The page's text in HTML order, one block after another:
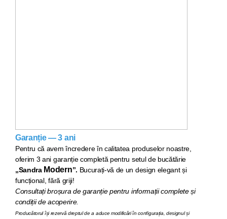
Garanție — 3 ani
Pentru că avem încredere în calitatea produselor noastre,
oferim 3 ani garanție completă pentru setul de bucătărie
„SandraModern”. Bucurați-vă de un design elegant și
funcțional, fără griji!
Consultați broșura de garanție pentru informații complete și
condiții de acoperire.
Producătorul își rezervă dreptul de a aduce modificări în configurația, designul și